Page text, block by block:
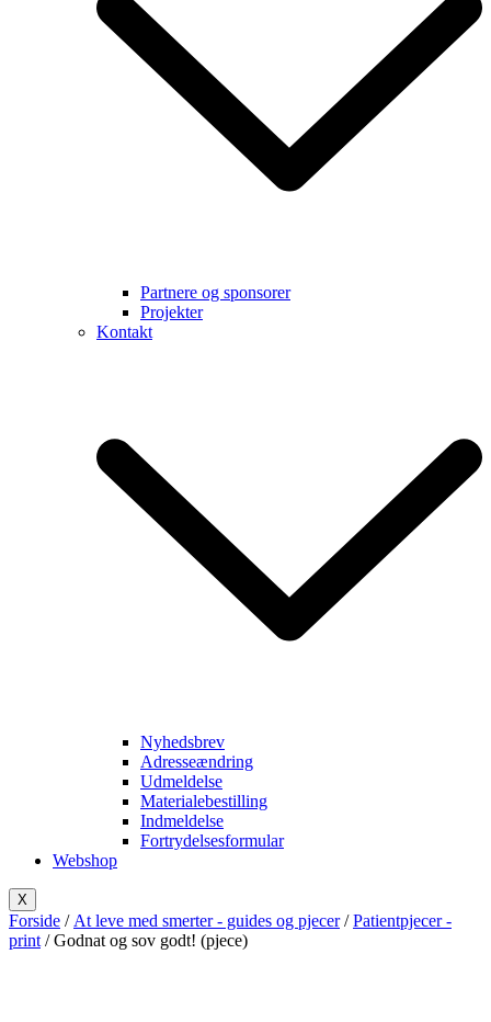
Partnere og sponsorer
Projekter
Kontakt
Nyhedsbrev
Adresseændring
Udmeldelse
Materialebestilling
Indmeldelse
Fortrydelsesformular
Webshop
X
Forside / At leve med smerter - guides og pjecer/Patientpjecer -
print / Godnat og sov godt! (pjece)